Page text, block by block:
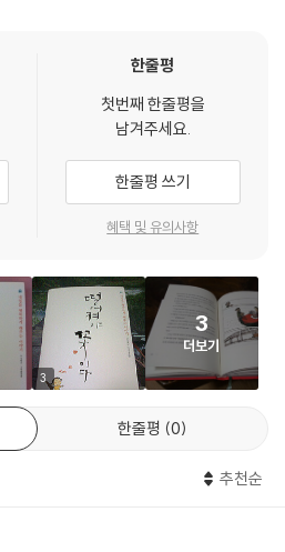
지를 받는다. 원래 동생 영숙이에게 가
는 아버지의 편지를 받는다. 둘은 편지들
안쓰러운 마음을 나눈다. 어느 날, 달호는
더욱 열심히 하라는 편지를 받고는 차
짝 고친다. 편지를 읽던 영숙이는 하필
뜨리는데…….
사람, 그를 감싸 안는 이웃들의 사랑 이야
르고 사람만 좋은 아저씨. 겨울이 다가오
다. 그러던 어느 날, 복이 아재 집 굴뚝에
그 집으로 찾아가고, 얼음장 같은 바닥에
몸이 불덩어리 같은 갓난아기를 발견한
남몰래 아궁이에 불이 지펴지고 쌀이 그
거나 오늘을 이야기하는 작품이거나 모두
있고, 아버지를 잃은 내 초등학교 친구일
고 지나는 작고 여린 인연에 대한 이야기
마음에 두고두고 머문다.
망을 잔뜩 품고 있다. 힘겹거나 버겁거나
뿌듯하거나 괜찮다 싶거나 흐뭇하거나
말이다. 바닥에 떨어진 꽃잎 속에는 여
써 일깨워 주고 있다.
한줄평
첫번째 한줄평을
남겨주세요.
한줄평 쓰기
혜택 및 유의사항
3
3
더보기
한줄평 0
추천순